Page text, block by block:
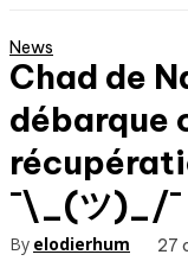
News
Chad de
débarque
¯\_(ツ)_/¯
By elodierhum 27